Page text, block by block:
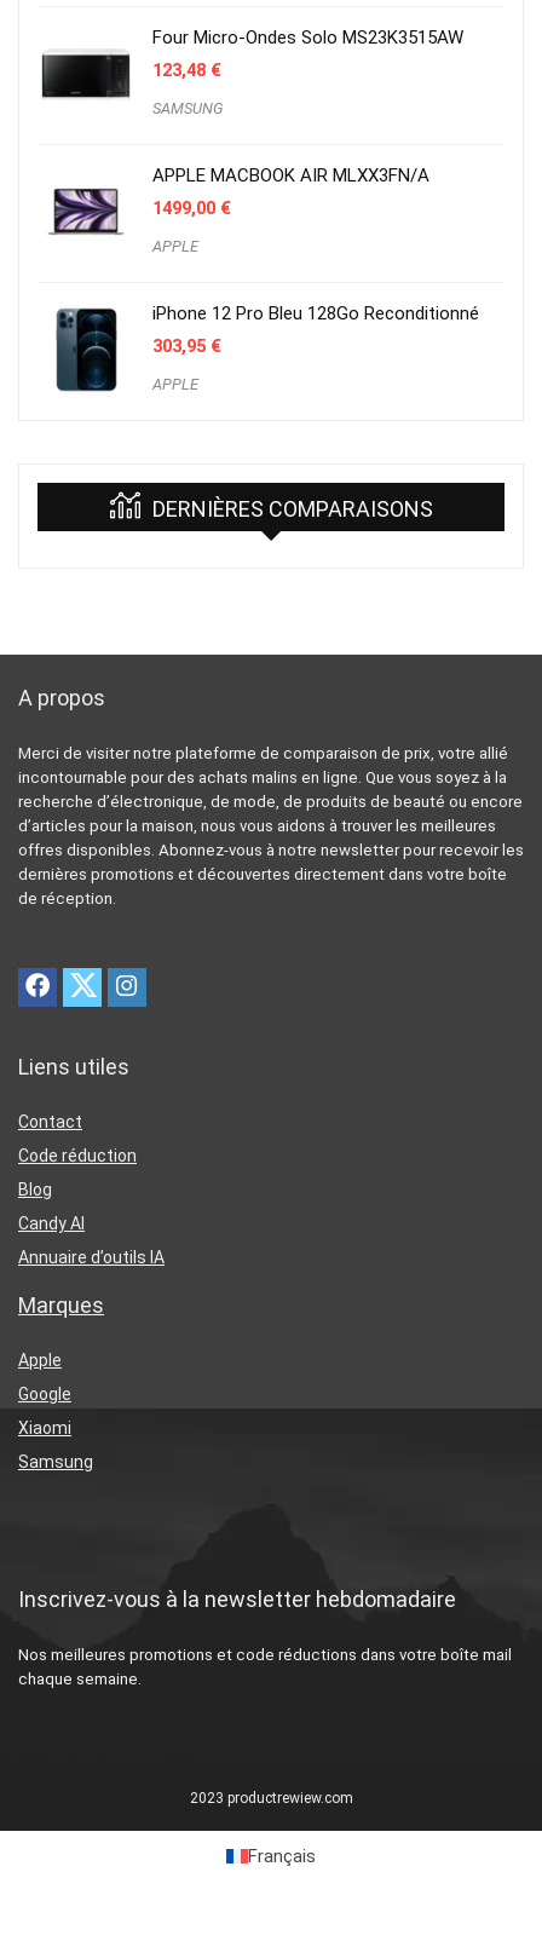
Four Micro-Ondes Solo MS23K3515AW
123,48 €
SAMSUNG
APPLE MACBOOK AIR MLXX3FN/A
1499,00 €
APPLE
iPhone 12 Pro Bleu 128Go Reconditionné
303,95 €
APPLE
DERNIÈRES COMPARAISONS
A propos
Merci de visiter notre plateforme de comparaison de prix, votre allié
incontournable pour des achats malins en ligne. Que vous soyez à la
recherche d’électronique, de mode, de produits de beauté ou encore
d’articles pour la maison, nous vous aidons à trouver les meilleures
offres disponibles. Abonnez-vous à notre newsletter pour recevoir les
dernières promotions et découvertes directement dans votre boîte
de réception.
Liens utiles
Contact
Code réduction
Blog
Candy AI
Annuaire d’outils IA
Marques
Apple
Google
Xiaomi
Samsung
Inscrivez-vous à la newsletter hebdomadaire
Nos meilleures promotions et code réductions dans votre boîte mail
chaque semaine.
2023 productrewiew.com
Français